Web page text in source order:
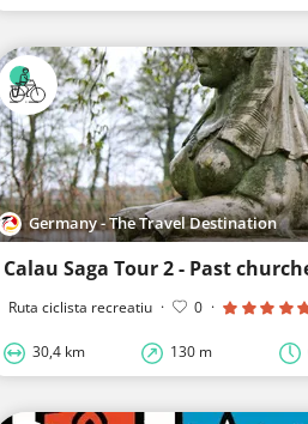
Germany - The Travel Destination
Calau Saga Tour 2 - Past
Ruta ciclista recreatiu · 0 ·
30,4 km 130 m